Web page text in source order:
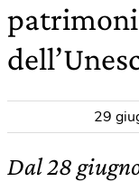
29
Dal 28